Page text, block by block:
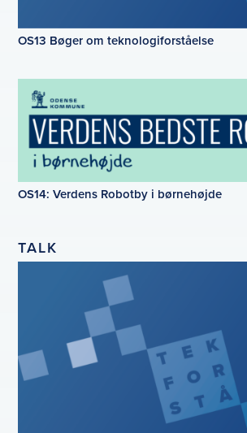
OS13 Bøger om teknologiforståelse
OS14: Verdens Robotby i børnehøjde
TALK